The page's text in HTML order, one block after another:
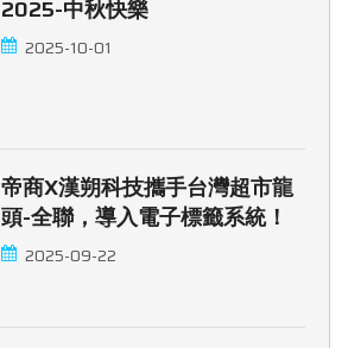
2025-中秋快樂
2025-10-01
帝商x漢朔科技攜手台灣超市龍
頭-全聯，導入電子標籤系統！
2025-09-22